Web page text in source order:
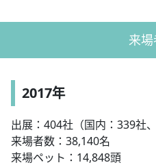
来
2017年
出展：404社（国内：339社
来場者数：38,140名
来場ペット：14,848頭